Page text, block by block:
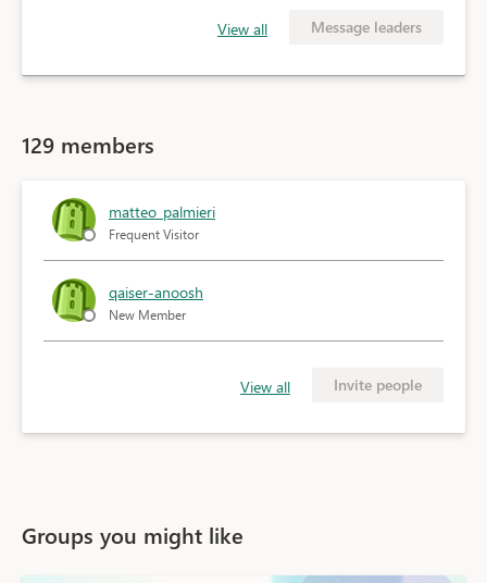
View all Message leaders
129 members
matteo_palmieri
Frequent Visitor
qaiser-anoosh
New Member
View all Invite people
Groups you might like